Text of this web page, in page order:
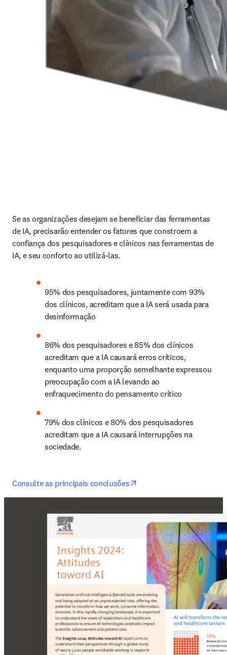
Se as organizações desejam se beneficiar das ferramentas
de IA, precisarão entender os fatores que constroem a
confiança dos pesquisadores e clínicos nas ferramentas de
IA, e seu conforto ao utilizá-las.
95% dos pesquisadores, juntamente com 93%
dos clínicos, acreditam que a IA será usada para
desinformação
86% dos pesquisadores e 85% dos clínicos
acreditam que a IA causará erros críticos,
enquanto uma proporção semelhante expressou
preocupação com a IA levando ao
enfraquecimento do pensamento crítico
79% dos clínicos e 80% dos pesquisadores
acreditam que a IA causará interrupções na
sociedade.
Consulte as principais conclusões